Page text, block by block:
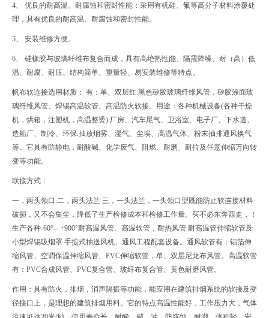
4、 优良的耐高温、耐腐蚀和密封性能：采用有机硅、氟等高分子材料涂覆处
理，具有优良的耐高温、耐腐蚀和密封性能。
5、 安装维修方便。
6、 硅橡胶与玻璃纤维布复合而成，具有高绝热性能、隔震降噪、耐（高）低
温、耐腐、耐压、结构简单、重量轻、易安装维修等特点。
帆布软连接选用材质： 有：单、双层红.黑色矽胶玻璃纤维风管，矽胶涂面玻
璃纤维风管、焊锡高温软管、高温防火软接。用途：各种机械设备(各种干燥
机，烘箱，注塑机，高温整烫).厂房、汽车尾气、卫浴室、电子厂、下水道、
造船厂、制冷、环保.抽放烟雾、湿气、尘埃、高温气体、粉末抽排通风换气
等。它具有防静电，耐酸碱、化学废气、阻燃、耐磨、耐拉及任意伸缩万向转
变等功能。
联接方式：
一，两头领口 二，两头法兰 三，一头法兰，一头领口型既能防止软连接材料
破损，又不会集尘，降低了生产检修成本和检修工作量。买不必东奔西走，！
生产各种-60°-- +900°耐高温风管、高温软管，耐热风管.耐高温管伸缩软管及
小型焊锡吸烟罩.手提式抽送风机、通风工程配套设备。通风软管有：铝箔伸
缩风管、空调保温伸缩风管、PVC伸缩软管，单、双层尼龙布风管。高温软管
有：PVC合成风管、PVC复合管、玻纤布复合管、黄色耐磨风管。
作用：具有防火，排烟，消声隔振等功能，能应用在建筑排烟系统的软接及变
径接口上，是理想的建筑排烟用料。它的特点高温性能好，工作压力大，气体